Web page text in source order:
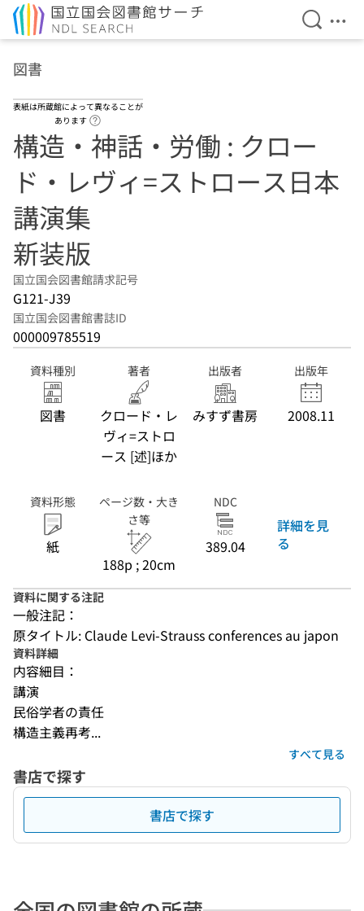
検索を
メ
図書
表紙は所蔵館によって異なることが
あります
構造・神話・労働 : クロー
ド・レヴィ=ストロース日本
講演集
新装版
国立国会図書館請求記号
G121-J39
国立国会図書館書誌ID
000009785519
資料種別
図書
著者
クロード・レ
ヴィ=ストロ
ース [述]ほか
出版者
みすず書房
出版年
2008.11
資料形態
紙
ページ数・大き
さ等
188p ; 20cm
NDC
389.04
詳細を見
る
資料に関する注記
一般注記：
原タイトル: Claude Levi-Strauss conferences au japon
資料詳細
内容細目：
講演
民俗学者の責任
構造主義再考...
すべて見る
書店で探す
書店で探す